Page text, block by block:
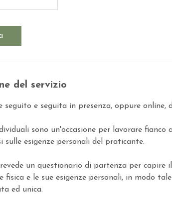
del servizio
seguito e seguita in presenza, oppure online,
sono un'occasione per lavorare
sulle esigenze personali del praticante.
un questionario di partenza per capire
fisica e le sue esigenze personali, in modo